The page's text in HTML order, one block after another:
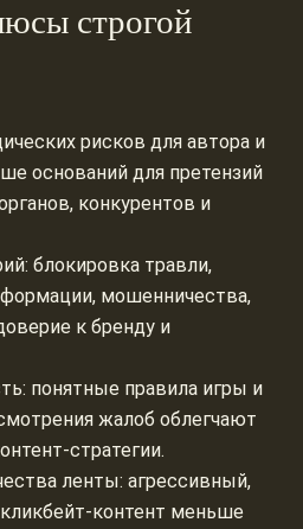
строгой
рисков для автора и
оснований для претензий
конкурентов и
блокировка травли,
мошенничества,
к бренду и
понятные правила игры и
жалоб облегчают
стратегии.
ленты: агрессивный,
контент меньше